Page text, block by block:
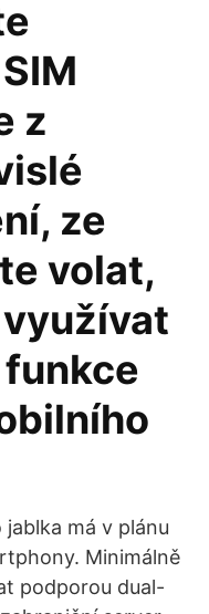
z
ze
volat,
má v plánu
Minimálně
podporou dual-